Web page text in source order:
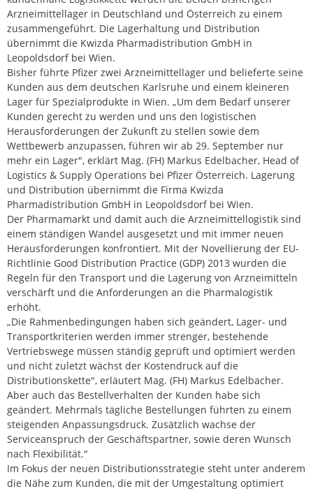
Arzneimittellager in Deutschland und Österreich zu einem
zusammengeführt. Die Lagerhaltung und Distribution
übernimmt die Kwizda Pharmadistribution GmbH in
Leopoldsdorf bei Wien.
Bisher führte Pfizer zwei Arzneimittellager und belieferte seine
Kunden aus dem deutschen Karlsruhe und einem kleineren
Lager für Spezialprodukte in Wien. „Um dem Bedarf unserer
Kunden gerecht zu werden und uns den logistischen
Herausforderungen der Zukunft zu stellen sowie dem
Wettbewerb anzupassen, führen wir ab 29. September nur
mehr ein Lager", erklärt Mag. (FH) Markus Edelbacher, Head of
Logistics & Supply Operations bei Pfizer Österreich. Lagerung
und Distribution übernimmt die Firma Kwizda
Pharmadistribution GmbH in Leopoldsdorf bei Wien.
Der Pharmamarkt und damit auch die Arzneimittellogistik sind
einem ständigen Wandel ausgesetzt und mit immer neuen
Herausforderungen konfrontiert. Mit der Novellierung der EU-
Richtlinie Good Distribution Practice (GDP) 2013 wurden die
Regeln für den Transport und die Lagerung von Arzneimitteln
verschärft und die Anforderungen an die Pharmalogistik
erhöht.
„Die Rahmenbedingungen haben sich geändert, Lager- und
Transportkriterien werden immer strenger, bestehende
Vertriebswege müssen ständig geprüft und optimiert werden
und nicht zuletzt wächst der Kostendruck auf die
Distributionskette", erläutert Mag. (FH) Markus Edelbacher.
Aber auch das Bestellverhalten der Kunden habe sich
geändert. Mehrmals tägliche Bestellungen führten zu einem
steigenden Anpassungsdruck. Zusätzlich wachse der
Serviceanspruch der Geschäftspartner, sowie deren Wunsch
nach Flexibilität."
Im Fokus der neuen Distributionsstrategie steht unter anderem
die Nähe zum Kunden, die mit der Umgestaltung optimiert